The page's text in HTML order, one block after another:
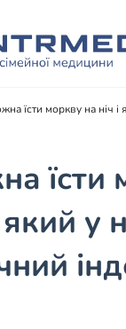
їсти моркву на ніч і
їсти
який у